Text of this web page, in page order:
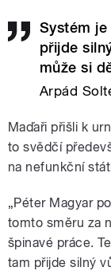
Systém
přijde
může si
Arpád
Maďaři přišli k
to svědčí
na nefunkční
„Péter Magyar
tomto směru za
špinavé práce.
tam přijde silný